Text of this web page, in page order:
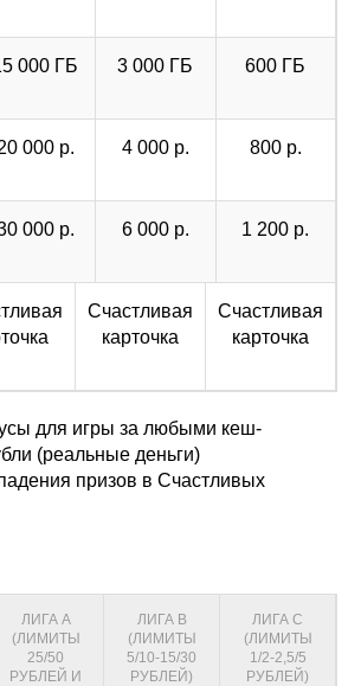
000 ГБ 3 000 ГБ 600 ГБ
000 р. 4 000 р. 800 р.
000 р. 6 000 р. 1 200 р.
Счастливая
карточка
Счастливая
карточка
для игры за любыми кеш-
(реальные деньги)
призов в Счастливых
ЛИГА А
(ЛИМИТЫ
25/50
РУБЛЕЙ И
ЛИГА B
(ЛИМИТЫ
5/10-15/30
РУБЛЕЙ)
ЛИГА С
(ЛИМИТЫ
1/2-2,5/5
РУБЛЕЙ)